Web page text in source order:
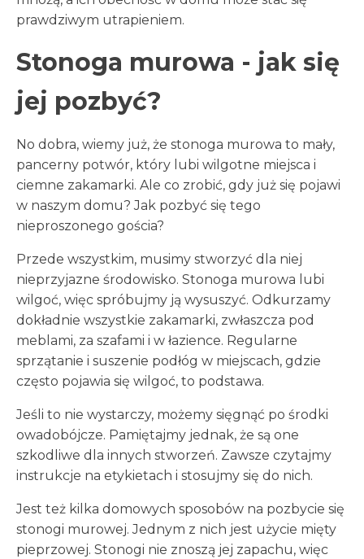
prawdziwym utrapieniem.
Stonoga murowa - jak się
jej pozbyć?
No dobra, wiemy już, że stonoga murowa to mały,
pancerny potwór, który lubi wilgotne miejsca i
ciemne zakamarki. Ale co zrobić, gdy już się pojawi
w naszym domu? Jak pozbyć się tego
nieproszonego gościa?
Przede wszystkim, musimy stworzyć dla niej
nieprzyjazne środowisko. Stonoga murowa lubi
wilgoć, więc spróbujmy ją wysuszyć. Odkurzamy
dokładnie wszystkie zakamarki, zwłaszcza pod
meblami, za szafami i w łazience. Regularne
sprzątanie i suszenie podłóg w miejscach, gdzie
często pojawia się wilgoć, to podstawa.
Jeśli to nie wystarczy, możemy sięgnąć po środki
owadobójcze. Pamiętajmy jednak, że są one
szkodliwe dla innych stworzeń. Zawsze czytajmy
instrukcje na etykietach i stosujmy się do nich.
Jest też kilka domowych sposobów na pozbycie się
stonogi murowej. Jednym z nich jest użycie mięty
pieprzowej. Stonogi nie znoszą jej zapachu, więc